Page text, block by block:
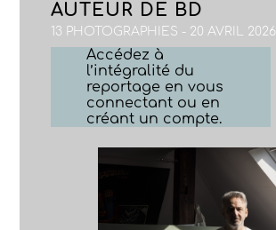
AUTEUR DE BD
13 PHOTOGRAPHIES - 20 AVRIL 2026
Accédez à
l’intégralité du
reportage en vous
connectant ou en
créant un compte.